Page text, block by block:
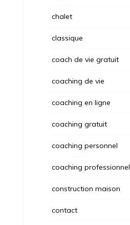
chalet
classique
coach de vie gratuit
coaching de vie
coaching en ligne
coaching gratuit
coaching personnel
coaching professionnel
construction maison
contact